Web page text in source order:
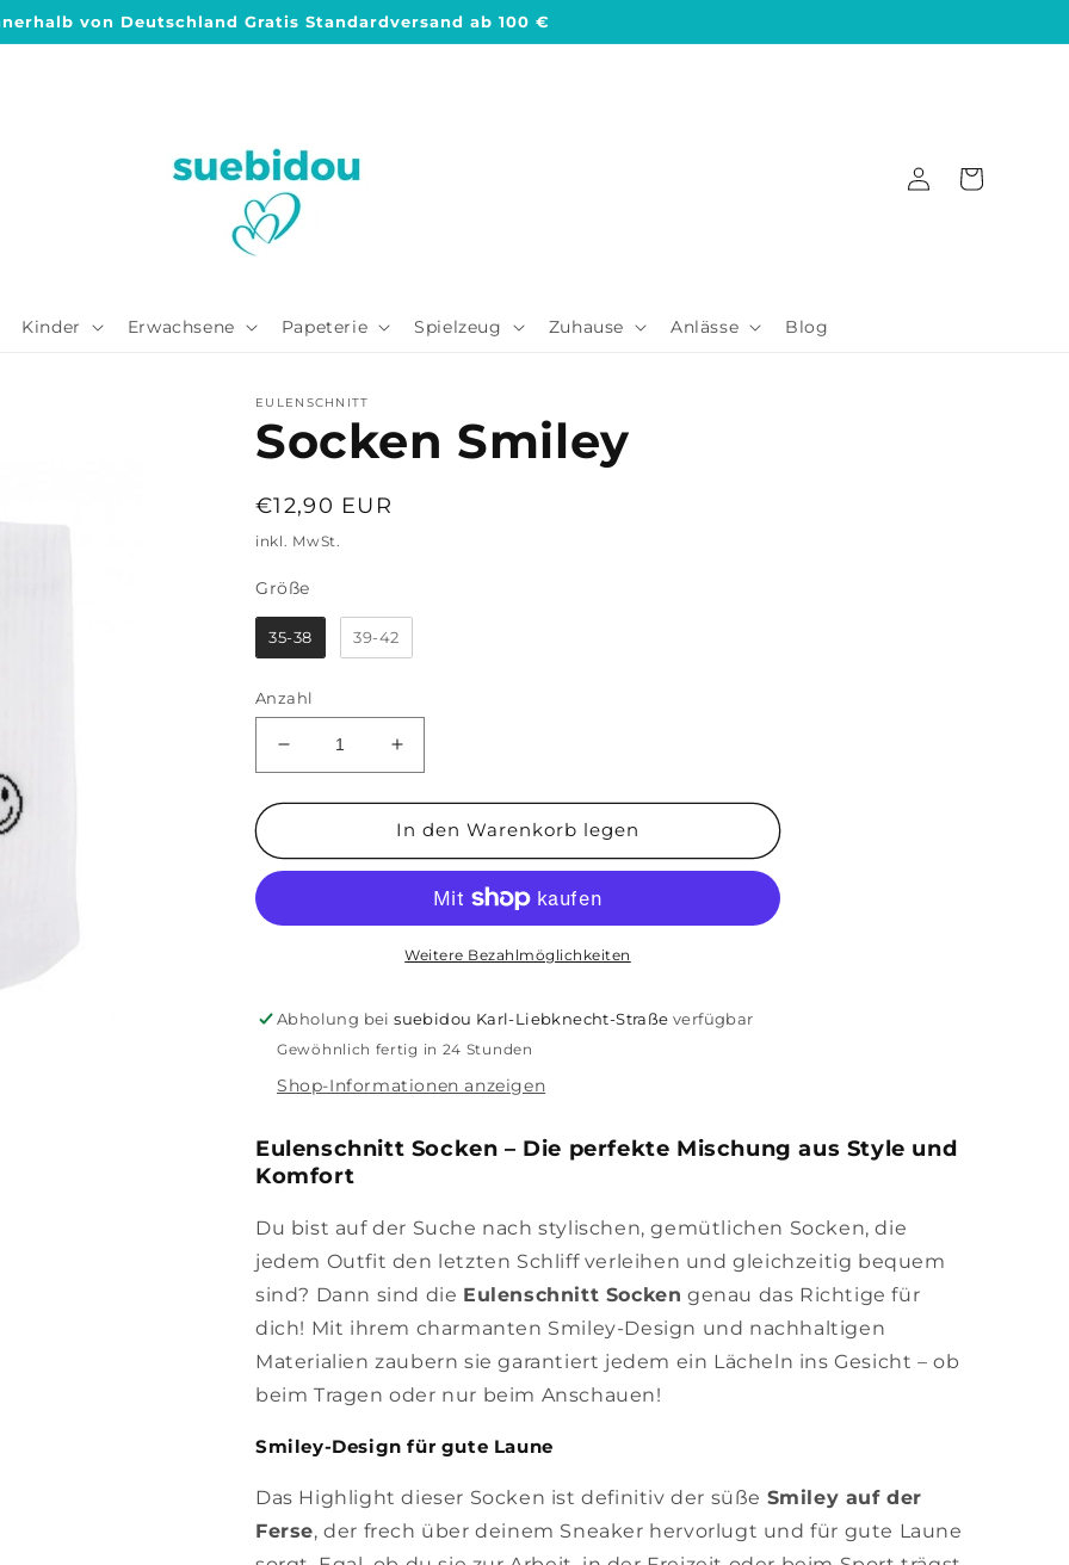
von Deutschland Gratis Standardversand ab 100 €
Kinder Erwachsene Papeterie Spielzeug Zuhause Anlässe Blog
Einloggen
Warenkorb
EULENSCHNITT
Socken Smiley
Normaler
Preis
€12,90 EUR
inkl. MwSt.
Größe
35-38 39-42
Anzahl
Verringere
die
Menge
Socken
Erhöhe
die
Menge
für
Socken
In den Warenkorb legen
Weitere Bezahlmöglichkeiten
Abholung beisuebidou Karl-Liebknecht-Straße verfügbar
Gewöhnlich fertig in 24 Stunden
Shop-Informationen anzeigen
Eulenschnitt Socken – Die perfekte Mischung aus Style und
Komfort
Du bist auf der Suche nach stylischen, gemütlichen Socken, die
jedem Outfit den letzten Schliff verleihen und gleichzeitig bequem
sind? Dann sind die Eulenschnitt Socken genau das Richtige für
dich! Mit ihrem charmanten Smiley-Design und nachhaltigen
Materialien zaubern sie garantiert jedem ein Lächeln ins Gesicht – ob
beim Tragen oder nur beim Anschauen!
Smiley-Design für gute Laune
Das Highlight dieser Socken ist definitiv der süße Smiley auf der
Ferse, der frech über deinem Sneaker hervorlugt und für gute Laune